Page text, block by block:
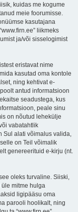
kuidas me kogume
meie foorumisse.
kasutajana
liikmeks
ja/või sisselogimist
eristavat nime
kasutad oma kontole
ning kehtivat e-
antud informatsioon
seadustega, kus
peale sinu
on nõutud lehekülje
vabatahtlik
Sul alati võimalus valida,
on Teil võimalik
genereerituid e-kirju (nt.
oleks turvaline. Siiski,
üle mitme hulga
ligipääsu oma
parooli hoolikalt, ning